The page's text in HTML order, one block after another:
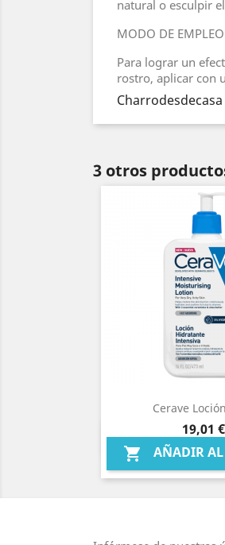
natural o esculpir
MODO DE EMPLEO
Para lograr un
rostro, aplicar con
3 otros
Cerave
Precio
19,01 €
 AÑADIR
Vista